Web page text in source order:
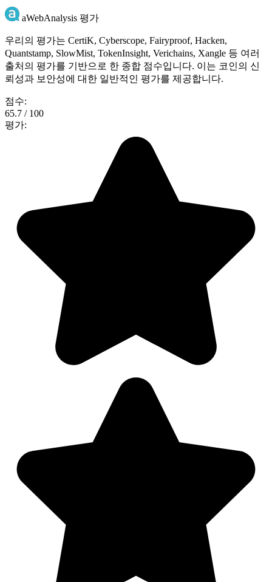
aWebAnalysis 평가
우리의 평가는 CertiK, Cyberscope, Fairyproof, Hacken,
Quantstamp, SlowMist, TokenInsight, Verichains, Xangle 등 여러
출처의 평가를 기반으로 한 종합 점수입니다. 이는 코인의 신
뢰성과 보안성에 대한 일반적인 평가를 제공합니다.
점수:
65.7 / 100
평가: